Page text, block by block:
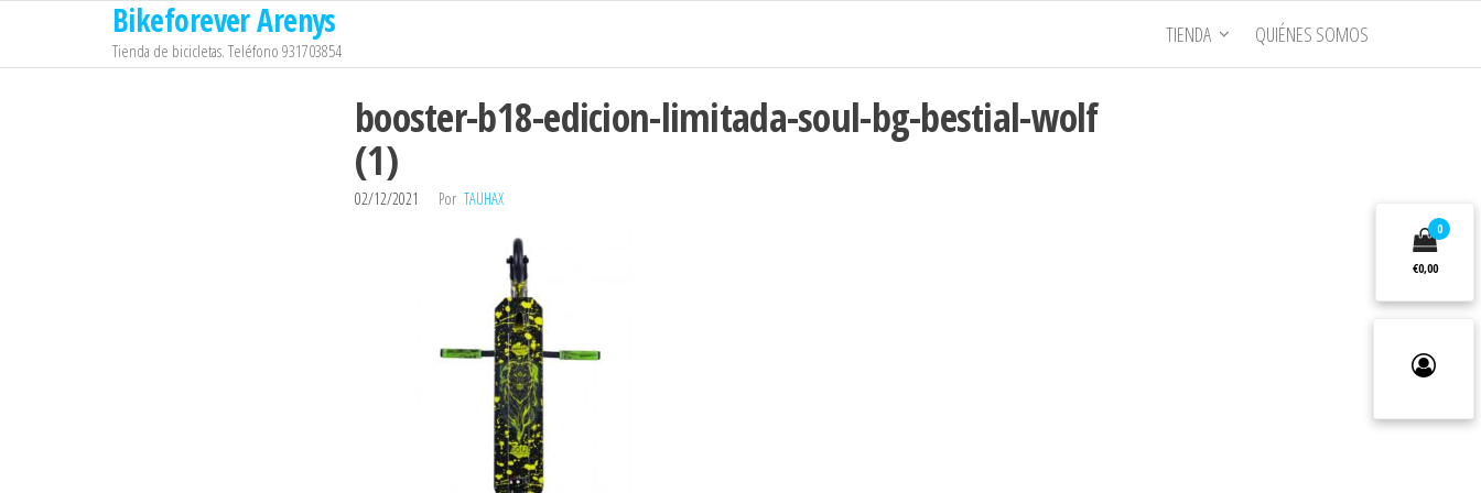
contenido
Bikeforever Arenys
Tienda de bicicletas. Teléfono 931703854
TIENDA QUIÉNES SOMOS
booster-b18-edicion-limitada-soul-bg-bestial-wolf
(1)
02/12/2021 Por TAUHAX
0
€0,00